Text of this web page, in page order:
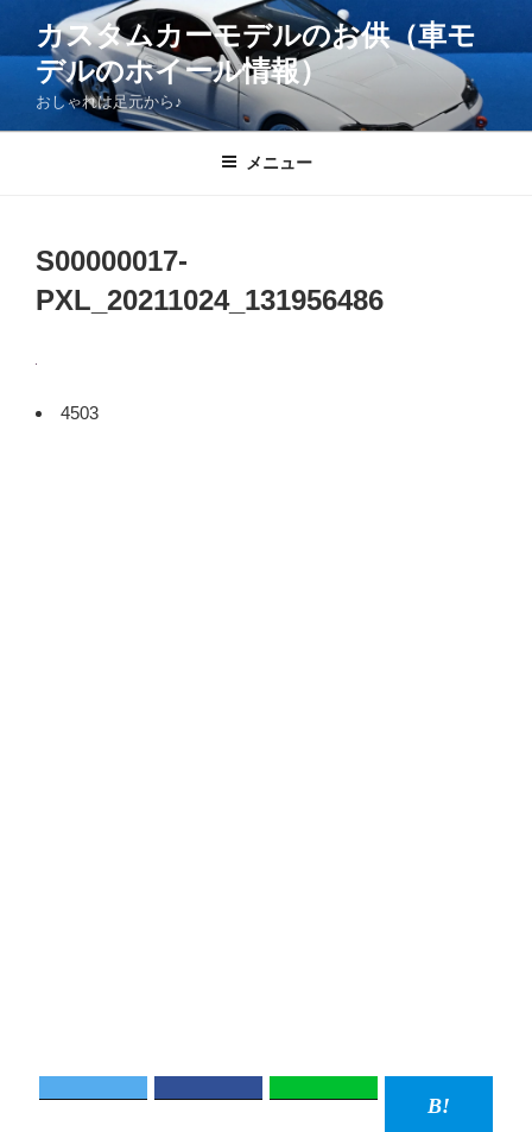
ツ
カスタムカーモデルのお供（車モ
デルのホイール情報）
おしゃれは足元から♪
メニュー
S00000017-
PXL_20211024_131956486
4503